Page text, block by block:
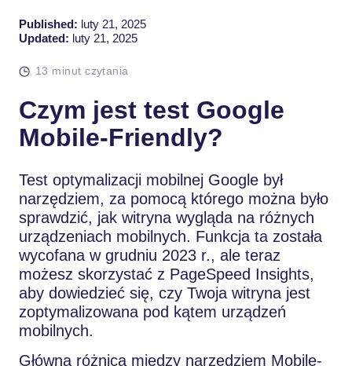
Published: luty 21, 2025
Updated: luty 21, 2025
13 minut czytania
Czym jest test Google
Mobile-Friendly?
Test optymalizacji mobilnej Google był
narzędziem, za pomocą którego można było
sprawdzić, jak witryna wygląda na różnych
urządzeniach mobilnych. Funkcja ta została
wycofana w grudniu 2023 r., ale teraz
możesz skorzystać z PageSpeed Insights,
aby dowiedzieć się, czy Twoja witryna jest
zoptymalizowana pod kątem urządzeń
mobilnych.
Główną różnicą między narzędziem Mobile-